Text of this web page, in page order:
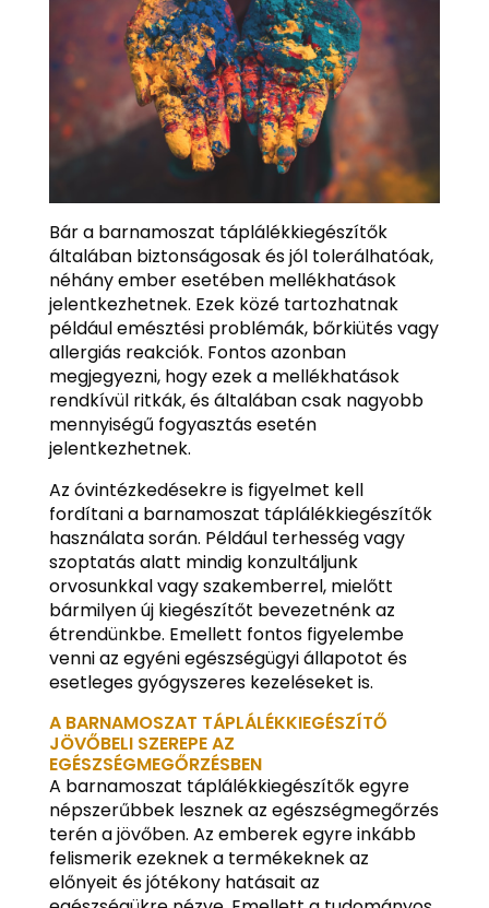
Bár a barnamoszat táplálékkiegészítők
általában biztonságosak és jól tolerálhatóak,
néhány ember esetében mellékhatások
jelentkezhetnek. Ezek közé tartozhatnak
például emésztési problémák, bőrkiütés vagy
allergiás reakciók. Fontos azonban
megjegyezni, hogy ezek a mellékhatások
rendkívül ritkák, és általában csak nagyobb
mennyiségű fogyasztás esetén
jelentkezhetnek.
Az óvintézkedésekre is figyelmet kell
fordítani a barnamoszat táplálékkiegészítők
használata során. Például terhesség vagy
szoptatás alatt mindig konzultáljunk
orvosunkkal vagy szakemberrel, mielőtt
bármilyen új kiegészítőt bevezetnénk az
étrendünkbe. Emellett fontos figyelembe
venni az egyéni egészségügyi állapotot és
esetleges gyógyszeres kezeléseket is.
A BARNAMOSZAT TÁPLÁLÉKKIEGÉSZÍTŐ
JÖVŐBELI SZEREPE AZ
EGÉSZSÉGMEGŐRZÉSBEN
A barnamoszat táplálékkiegészítők egyre
népszerűbbek lesznek az egészségmegőrzés
terén a jövőben. Az emberek egyre inkább
felismerik ezeknek a termékeknek az
előnyeit és jótékony hatásait az